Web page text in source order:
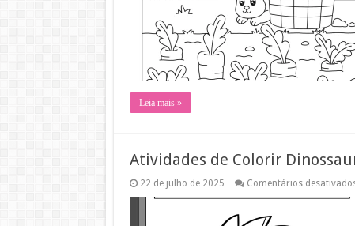
Leia mais »
Atividades de Colorir
22 de julho de 2025 Comentários